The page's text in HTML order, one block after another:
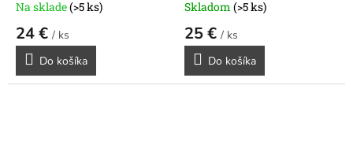
Na sklade(>5 ks)
24 € / ks
Do košíka
Skladom (>5 ks)
25 € / ks
Do košíka